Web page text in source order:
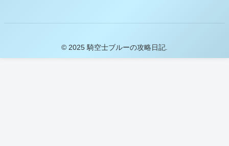
© 2025 騎空士ブルーの攻略日記.